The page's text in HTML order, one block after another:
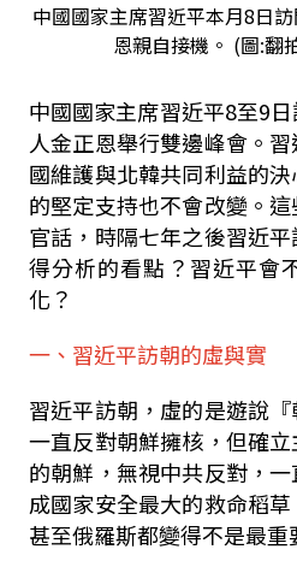
中國國家主席習近平本月8日
恩親自接機。 (圖:翻
中國國家主席習近平8至9
人金正恩舉行雙邊峰會。
國維護與北韓共同利益的
的堅定支持也不會改變。
官話，時隔七年之後習近
得分析的看點？習近平會
化？
一、習近平訪朝的虛與實
習近平訪朝，虛的是遊說
一直反對朝鮮擁核，但確
的朝鮮，無視中共反對，
成國家安全最大的救命稻
甚至俄羅斯都變得不是最重